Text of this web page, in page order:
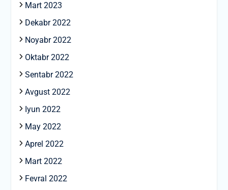
Mart 2023
Dekabr 2022
Noyabr 2022
Oktabr 2022
Sentabr 2022
Avgust 2022
Iyun 2022
May 2022
Aprel 2022
Mart 2022
Fevral 2022